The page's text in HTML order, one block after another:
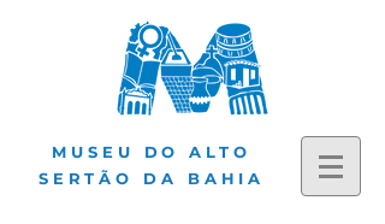
MUSEU DO ALTO
SERTÃO DA BAHIA